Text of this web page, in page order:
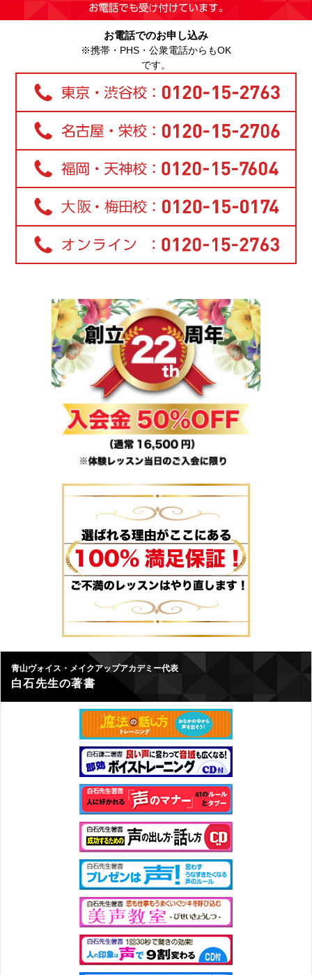
お電話でのお申し込み
※携帯・PHS・公衆電話からもOK
です。
青山ヴォイス・メイクアップアカデミー代表
白石先生の著書